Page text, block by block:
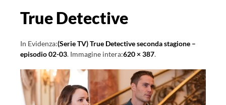
True Detective
In Evidenza:(Serie TV) True Detective seconda stagione –
episodio 02-03. Immagine intera:620 × 387.